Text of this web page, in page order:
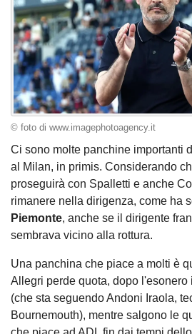
© foto di www.imagephotoagency.it
Ci sono molte panchine importanti
al Milan, in primis. Considerando
proseguirà con Spalletti e anche
rimanere nella dirigenza, come ha
Piemonte, anche se il dirigente
sembrava vicino alla rottura.
Una panchina che piace a molti è
Allegri perde quota, dopo l'esonero
(che sta seguendo Andoni Iraola,
Bournemouth), mentre salgono le